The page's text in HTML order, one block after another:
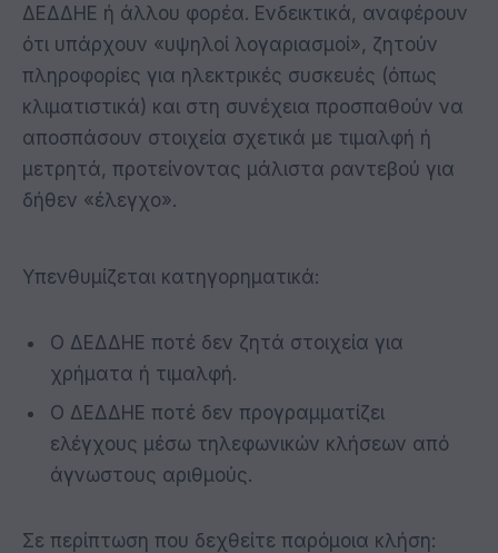
ΔΕΔΔΗΕ ή άλλου φορέα. Ενδεικτικά, αναφέρουν
ότι υπάρχουν «υψηλοί λογαριασμοί», ζητούν
πληροφορίες για ηλεκτρικές συσκευές (όπως
κλιματιστικά) και στη συνέχεια προσπαθούν να
αποσπάσουν στοιχεία σχετικά με τιμαλφή ή
μετρητά, προτείνοντας μάλιστα ραντεβού για
δήθεν «έλεγχο».
Υπενθυμίζεται κατηγορηματικά:
Ο ΔΕΔΔΗΕ ποτέ δεν ζητά στοιχεία για
χρήματα ή τιμαλφή.
Ο ΔΕΔΔΗΕ ποτέ δεν προγραμματίζει
ελέγχους μέσω τηλεφωνικών κλήσεων από
άγνωστους αριθμούς.
Σε περίπτωση που δεχθείτε παρόμοια κλήση: